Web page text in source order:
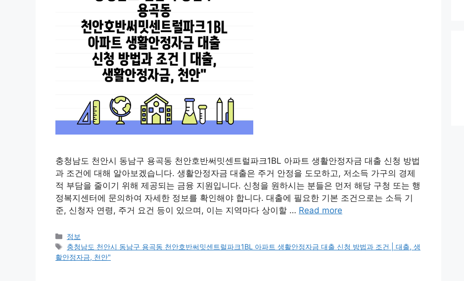
충청남도 천안시 동남구 용곡동 천안호반써밋센트럴파크1BL 아파트 생활안정자금 대출 신청 방법
과 조건에 대해 알아보겠습니다. 생활안정자금 대출은 주거 안정을 도모하고, 저소득 가구의 경제
적 부담을 줄이기 위해 제공되는 금융 지원입니다. 신청을 원하시는 분들은 먼저 해당 구청 또는 행
정복지센터에 문의하여 자세한 정보를 확인해야 합니다. 대출에 필요한 기본 조건으로는 소득 기
준, 신청자 연령, 주거 요건 등이 있으며, 이는 지역마다 상이할 … Read more
Categories
정보
Tags
충청남도 천안시 동남구 용곡동 천안호반써밋센트럴파크1BL 아파트 생활안정자금 대출 신청 방법과 조건 | 대출, 생
활안정자금, 천안"